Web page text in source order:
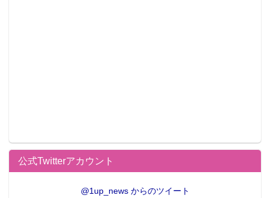
公式Twitterアカウント
@1up_news からのツイート